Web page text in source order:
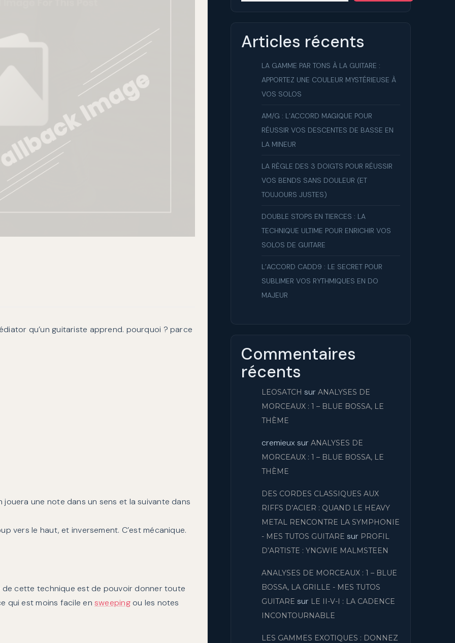
qu’un guitariste apprend. pourquoi ? parce
jouera une note dans un sens et la suivante dans
vers le haut, et inversement. C’est mécanique.
de cette technique est de pouvoir donner toute
qui est moins facile en sweepingou les notes
Articles récents
LA GAMME PAR TONS À LA GUITARE :
APPORTEZ UNE COULEUR MYSTÉRIEUSE À
VOS SOLOS
AM/G : L’ACCORD MAGIQUE POUR
RÉUSSIR VOS DESCENTES DE BASSE EN
LA MINEUR
LA RÈGLE DES 3 DOIGTS POUR RÉUSSIR
VOS BENDS SANS DOULEUR (ET
TOUJOURS JUSTES)
DOUBLE STOPS EN TIERCES : LA
TECHNIQUE ULTIME POUR ENRICHIR VOS
SOLOS DE GUITARE
L’ACCORD CADD9 : LE SECRET POUR
SUBLIMER VOS RYTHMIQUES EN DO
MAJEUR
Commentaires
récents
LEOSATCH sur ANALYSES DE
MORCEAUX : 1 – BLUE BOSSA, LE
THÈME
cremieux sur ANALYSES DE
MORCEAUX : 1 – BLUE BOSSA, LE
THÈME
DES CORDES CLASSIQUES AUX
RIFFS D’ACIER : QUAND LE HEAVY
METAL RENCONTRE LA SYMPHONIE
- MES TUTOS GUITARE sur PROFIL
D’ARTISTE : YNGWIE MALMSTEEN
ANALYSES DE MORCEAUX : 1 – BLUE
BOSSA, LA GRILLE - MES TUTOS
GUITARE sur LE II-V-I : LA CADENCE
INCONTOURNABLE
LES GAMMES EXOTIQUES : DONNEZ